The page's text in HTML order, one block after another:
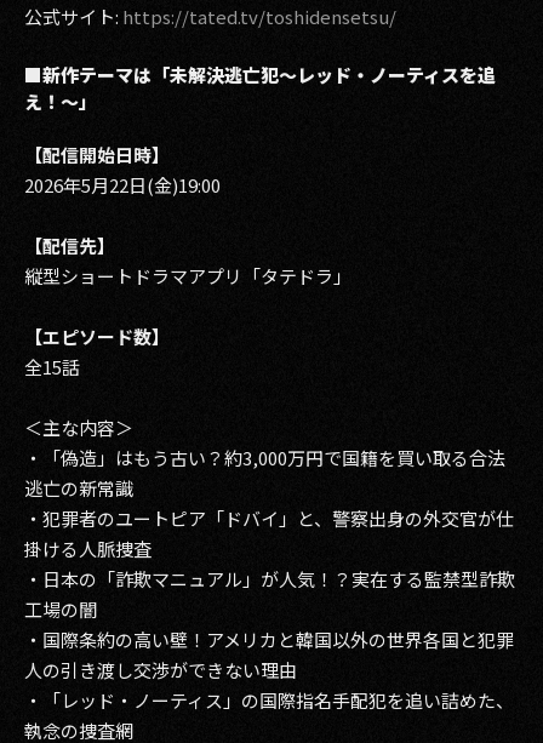
2009
公式サイト: https://tated.tv/toshidensetsu/
■新作テーマは「未解決逃亡犯〜レッド・ノーティスを追
え！〜」
【配信開始日時】
2026年5月22日(金)19:00
【配信先】
縦型ショートドラマアプリ「タテドラ」
【エピソード数】
全15話
＜主な内容＞
・「偽造」はもう古い？約3,000万円で国籍を買い取る合法
逃亡の新常識
・犯罪者のユートピア「ドバイ」と、警察出身の外交官が仕
掛ける人脈捜査
・日本の「詐欺マニュアル」が人気！？実在する監禁型詐欺
工場の闇
・国際条約の高い壁！アメリカと韓国以外の世界各国と犯罪
人の引き渡し交渉ができない理由
・「レッド・ノーティス」の国際指名手配犯を追い詰めた、
執念の捜査網